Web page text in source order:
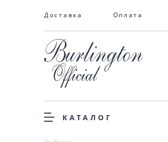
Доставка Оплата
КАТАЛОГ